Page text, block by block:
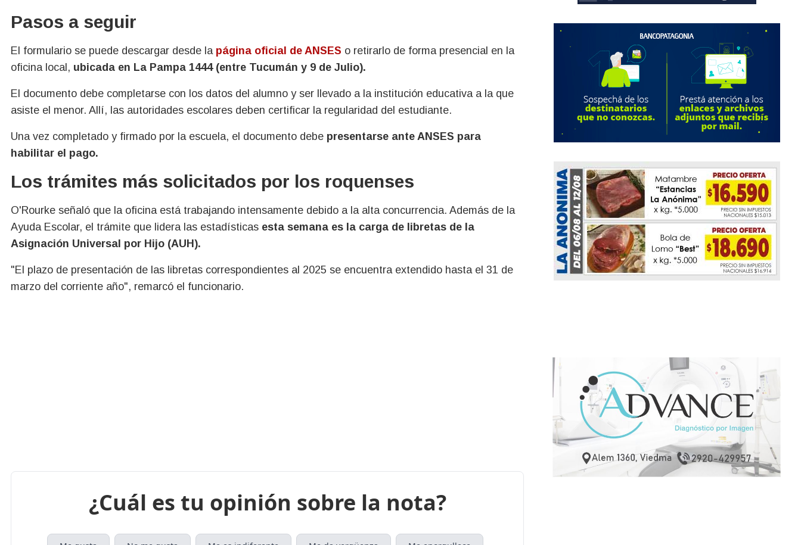
Pasos a seguir
El formulario se puede descargar desde la página oficial de ANSES o retirarlo de forma presencial en la
oficina local, ubicada en La Pampa 1444 (entre Tucumán y 9 de Julio).
El documento debe completarse con los datos del alumno y ser llevado a la institución educativa a la que
asiste el menor. Allí, las autoridades escolares deben certificar la regularidad del estudiante.
Una vez completado y firmado por la escuela, el documento debe presentarse ante ANSES para
habilitar el pago.
Los trámites más solicitados por los roquenses
O'Rourke señaló que la oficina está trabajando intensamente debido a la alta concurrencia. Además de la
Ayuda Escolar, el trámite que lidera las estadísticas esta semana es la carga de libretas de la
Asignación Universal por Hijo (AUH).
"El plazo de presentación de las libretas correspondientes al 2025 se encuentra extendido hasta el 31 de
marzo del corriente año", remarcó el funcionario.
¿Cuál es tu opinión sobre la nota?